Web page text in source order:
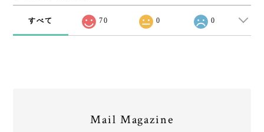
すべて 70 0 0
Mail Magazine